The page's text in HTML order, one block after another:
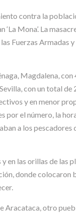
contra la
Mona’. La
Fuerzas Armadas
Magdalena,
con un total de
y en menor
el número, la
a los pescadores
en las orillas de las
donde colocaron
otro